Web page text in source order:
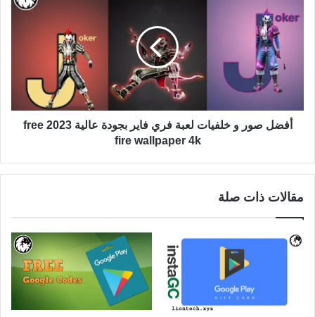
أفضل صور و خلفيات لعبة فري فاير بجودة عالية 2023 free
fire wallpaper 4k
مقالات ذات صلة